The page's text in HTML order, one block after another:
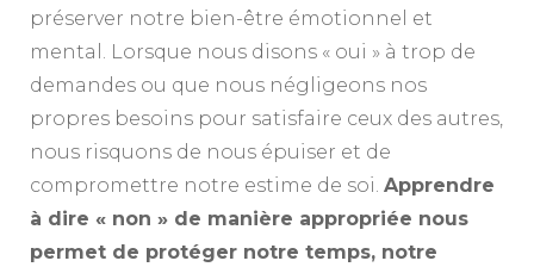
préserver notre bien-être émotionnel et
mental. Lorsque nous disons « oui » à trop de
demandes ou que nous négligeons nos
propres besoins pour satisfaire ceux des autres,
nous risquons de nous épuiser et de
compromettre notre estime de soi. Apprendre
à dire « non » de manière appropriée nous
permet de protéger notre temps, notre